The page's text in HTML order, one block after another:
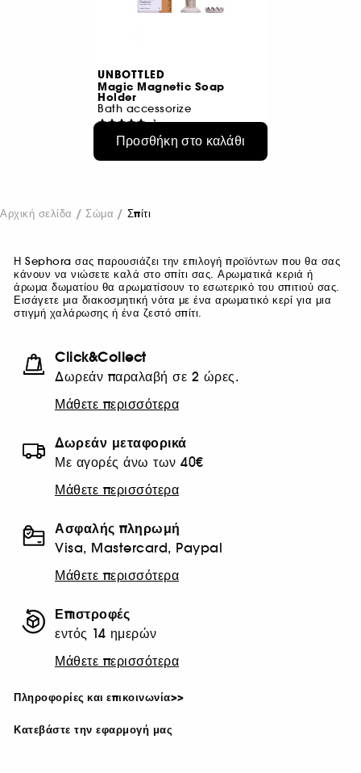
UNBOTTLED
Magic Magnetic Soap
Holder
Bath accessorize
1
€ 11,95
Προσθήκη στο καλάθι
Αρχική σελίδα Σώμα Σπίτι
Η Sephora σας παρουσιάζει την επιλογή προϊόντων που θα σας
κάνουν να νιώσετε καλά στο σπίτι σας. Αρωματικά κεριά ή
άρωμα δωματίου θα αρωματίσουν το εσωτερικό του σπιτιού σας.
Εισάγετε μια διακοσμητική νότα με ένα αρωματικό κερί για μια
στιγμή χαλάρωσης ή ένα ζεστό σπίτι.
Click&Collect
Δωρεάν παραλαβή σε 2 ώρες.
Μάθετε περισσότερα
Δωρεάν μεταφορικά
Με αγορές άνω των 40€
Μάθετε περισσότερα
Ασφαλής πληρωμή
Visa, Mastercard, Paypal
Μάθετε περισσότερα
Επιστροφές
εντός 14 ημερών
Μάθετε περισσότερα
Πληροφορίες και επικοινωνία>>
Κατεβάστε την εφαρμογή μας